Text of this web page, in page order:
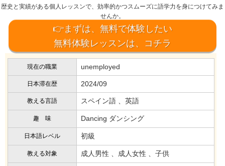
歴史と実績がある個人レッスンで、効率的かつスムーズに語学力を身につけてみま
せんか。
👉まずは、無料で体験したい
無料体験レッスンは、コチラ
現在の職業 unemployed
日本滞在歴 2024/09
教える言語 スペイン語 、英語
趣 味 Dancing ダンシング
日本語レベル 初級
教える対象 成人男性 、成人女性 、子供